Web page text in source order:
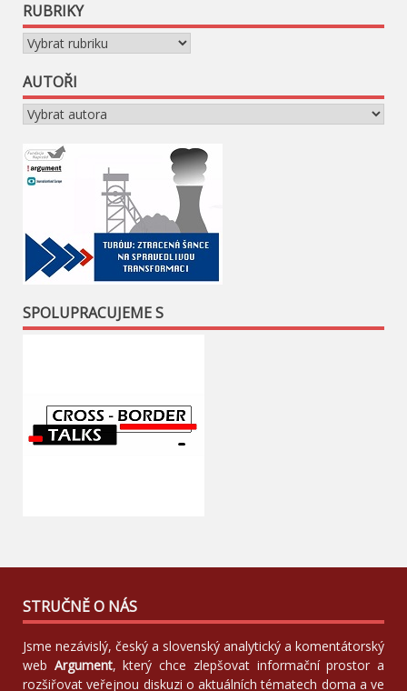
RUBRIKY
Rubriky
AUTOŘI
SPOLUPRACUJEME S
STRUČNĚ O NÁS
Jsme nezávislý, český a slovenský analytický a komentátorský
web Argument, který chce zlepšovat informační prostor a
rozšiřovat veřejnou diskuzi o aktuálních tématech doma a ve